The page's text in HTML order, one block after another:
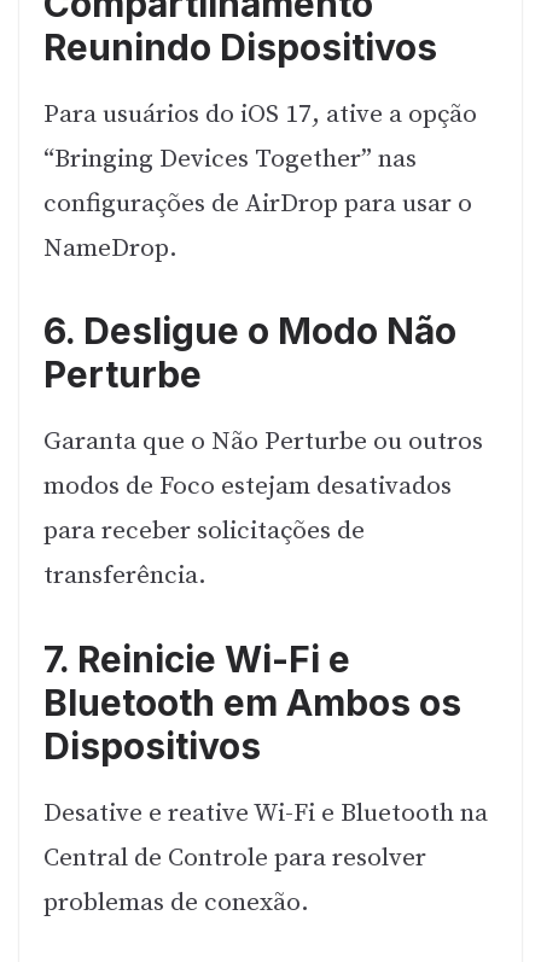
Reunindo Dispositivos
Para usuários do iOS 17, ative a opção
“Bringing Devices Together” nas
configurações de AirDrop para usar o
NameDrop.
6. Desligue o Modo Não
Perturbe
Garanta que o Não Perturbe ou outros
modos de Foco estejam desativados
para receber solicitações de
transferência.
7. Reinicie Wi-Fi e
Bluetooth em Ambos os
Dispositivos
Desative e reative Wi-Fi e Bluetooth na
Central de Controle para resolver
problemas de conexão.